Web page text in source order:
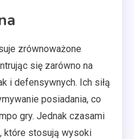
zrównoważone
się zarówno na
i defensywnych. Ich siłą
posiadania, co
gry. Jednak czasami
które stosują wysoki